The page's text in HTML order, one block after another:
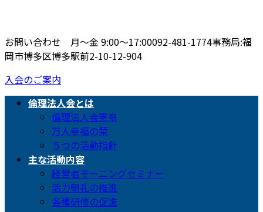
お問い合わせ 月〜金 9:00〜17:00092-481-1774事務局:福
岡市博多区博多駅前2-10-12-904
入会のご案内
倫理法人会とは
倫理法人会憲章
万人幸福の栞
５つの活動指針
主な活動内容
経営者モーニングセミナー
活力朝礼の推進
各種研修の促進